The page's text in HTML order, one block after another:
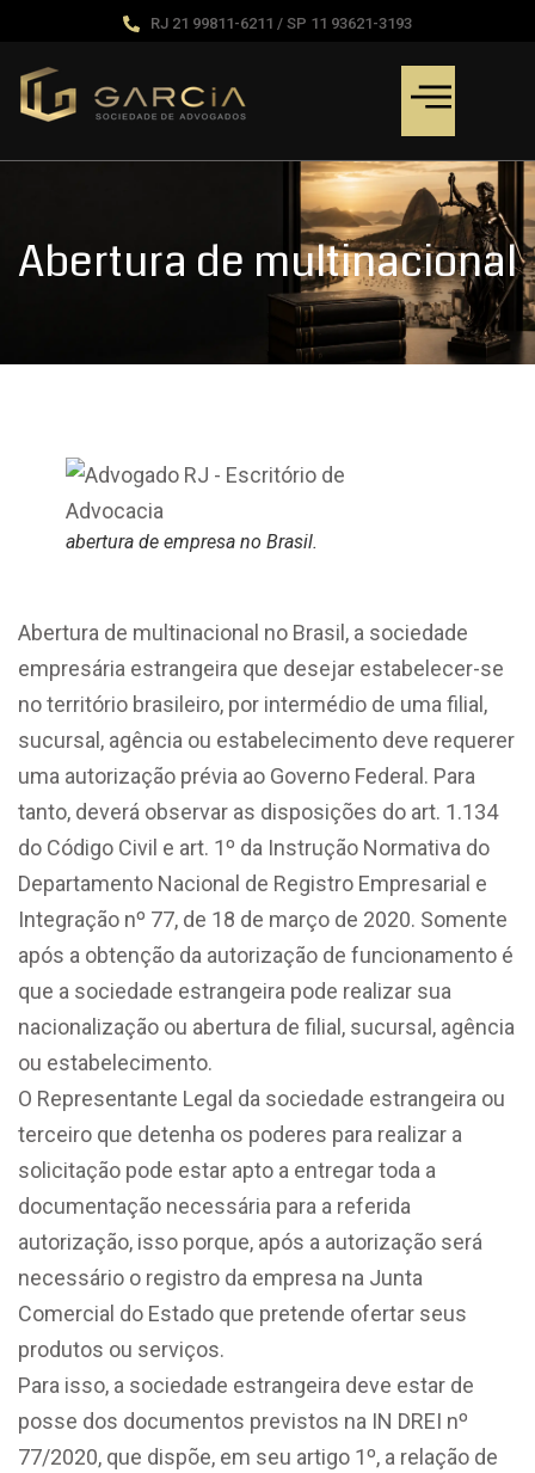
RJ 21 99811-6211 / SP 11 93621-3193
Abertura de multinacional
abertura de empresa no Brasil.
Abertura de multinacional no Brasil, a sociedade
empresária estrangeira que desejar estabelecer-se
no território brasileiro, por intermédio de uma filial,
sucursal, agência ou estabelecimento deve requerer
uma autorização prévia ao Governo Federal. Para
tanto, deverá observar as disposições do art. 1.134
do Código Civil e art. 1º da Instrução Normativa do
Departamento Nacional de Registro Empresarial e
Integração nº 77, de 18 de março de 2020. Somente
após a obtenção da autorização de funcionamento é
que a sociedade estrangeira pode realizar sua
nacionalização ou abertura de filial, sucursal, agência
ou estabelecimento.
O Representante Legal da sociedade estrangeira ou
terceiro que detenha os poderes para realizar a
solicitação pode estar apto a entregar toda a
documentação necessária para a referida
autorização, isso porque, após a autorização será
necessário o registro da empresa na Junta
Comercial do Estado que pretende ofertar seus
produtos ou serviços.
Para isso, a sociedade estrangeira deve estar de
posse dos documentos previstos na IN DREI nº
77/2020, que dispõe, em seu artigo 1º, a relação de